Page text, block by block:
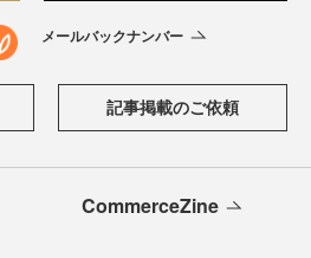
メールバックナンバー
記事掲載のご依頼
CommerceZine